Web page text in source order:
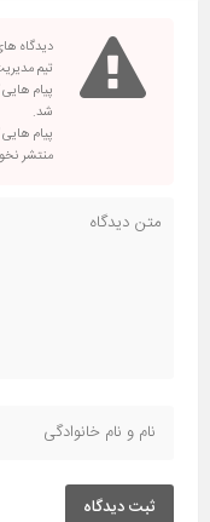
دیدگاه
تیم
پیام
شد.
پیام
منتشر
ثبت دیدگاه